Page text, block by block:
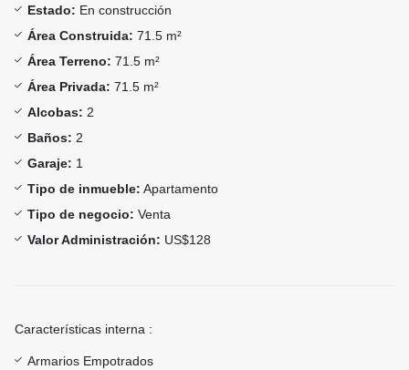
Estado: En construcción
Área Construida: 71.5 m²
Área Terreno: 71.5 m²
Área Privada: 71.5 m²
Alcobas: 2
Baños: 2
Garaje: 1
Tipo de inmueble: Apartamento
Tipo de negocio: Venta
Valor Administración: US$128
Características interna :
Armarios Empotrados